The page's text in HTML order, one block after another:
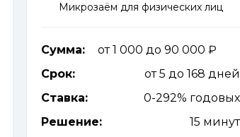
Микрозаём для физических лиц
Сумма:
от 1 000 до 90 000
Срок:
от 5 до 168 дней
Ставка:
0-292% годовых
Решение:
15 минут